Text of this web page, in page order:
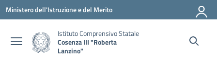
Vai ai contenuti
Vai al menu di navigazione
Vai al footer
Ministero dell'Istruzione e del Merito
Istituto Comprensivo Statale
Cosenza III "Roberta
Lanzino"